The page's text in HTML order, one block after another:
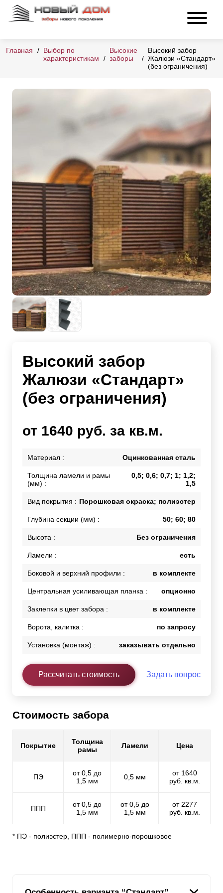
Главная
Выбор по
характеристикам
Высокие
заборы
Высокий забор
Жалюзи «Стандарт»
(без ограничения)
Высокий забор
Жалюзи «Стандарт»
(без ограничения)
от 1640 руб. за кв.м.
Материал : Оцинкованная сталь
Толщина ламели и рамы
(мм) :
0,5; 0,6; 0,7; 1; 1,2;
1,5
Вид покрытия : Порошковая окраска; полиэстер
Глубина секции (мм) : 50; 60; 80
Высота : Без ограничения
Ламели : есть
Боковой и верхний профили : в комплекте
Центральная усиливающая планка : опционно
Заклепки в цвет забора : в комплекте
Ворота, калитка : по запросу
Установка (монтаж) : заказывать отдельно
Рассчитать стоимость Задать вопрос
Стоимость забора
Покрытие
Толщина
рамы
Ламели Цена
ПЭ
от 0,5 до
1,5 мм
0,5 мм
от 1640
руб. кв.м.
ППП
от 0,5 до
1,5 мм
от 0,5 до
1,5 мм
от 2277
руб. кв.м.
* ПЭ - полиэстер, ППП - полимерно-порошковое